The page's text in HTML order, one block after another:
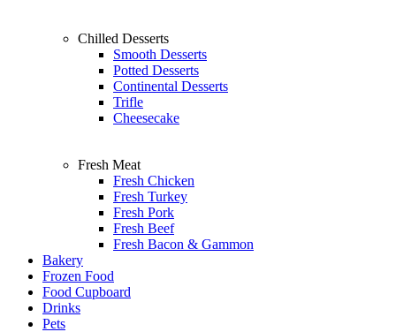
Chilled Desserts
Smooth Desserts
Potted Desserts
Continental Desserts
Trifle
Cheesecake
Fresh Meat
Fresh Chicken
Fresh Turkey
Fresh Pork
Fresh Beef
Fresh Bacon & Gammon
Bakery
Frozen Food
Food Cupboard
Drinks
Pets